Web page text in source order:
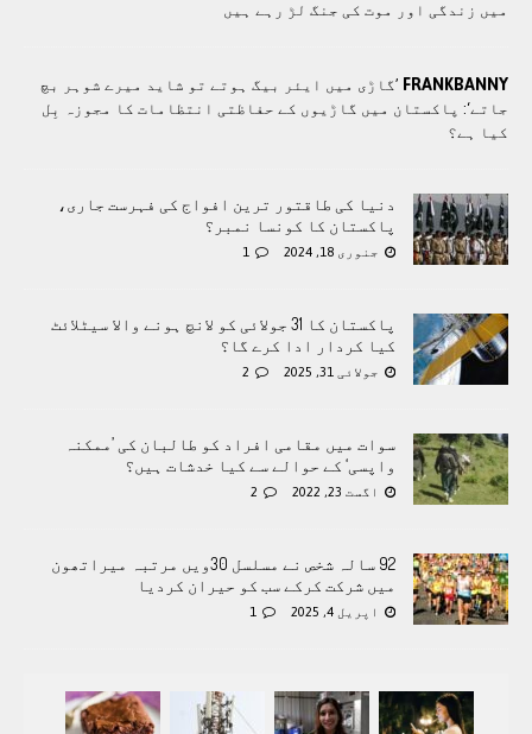
میں زندگی اور موت کی جنگ لڑ رہے ہیں
FRANKBANNY ’گاڑی میں ایئر بیگ ہوتے تو شاید میرے شوہر بچ
جاتے‘: پاکستان میں گاڑیوں کے حفاظتی انتظامات کا مجوزہ بِل
کیا ہے؟
دنیا کی طاقتور ترین افواج کی فہرست جاری،
پاکستان کا کونسا نمبر؟
جنوری 18, 2024 1
پاکستان کا 31 جولائی کو لانچ ہونے والا سیٹلائٹ
کیا کردار ادا کرے گا؟
جولائی 31, 2025 2
سوات میں مقامی افراد کو طالبان کی ’ممکنہ
واپسی‘ کے حوالے سے کیا خدشات ہیں؟
اگست 23, 2022 2
92 سالہ شخص نے مسلسل 30ویں مرتبہ میراتھون
میں شرکت کرکے سب کو حیران کردیا
اپریل 4, 2025 1